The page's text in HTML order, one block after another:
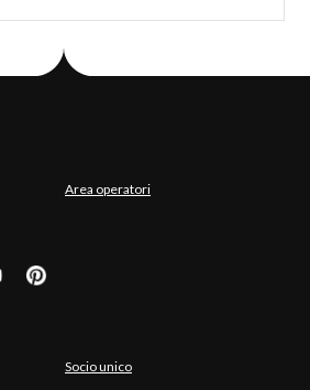
Area operatori
Socio unico